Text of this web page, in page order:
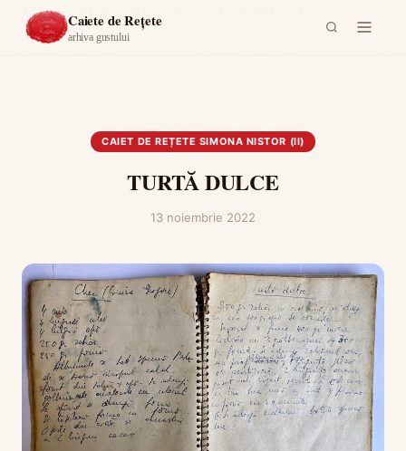
Caiete de Rețete
arhiva gustului
Acasă ›
CAIET DE REȚETE SIMONA NISTOR (II)
TURTĂ DULCE
13 noiembrie 2022